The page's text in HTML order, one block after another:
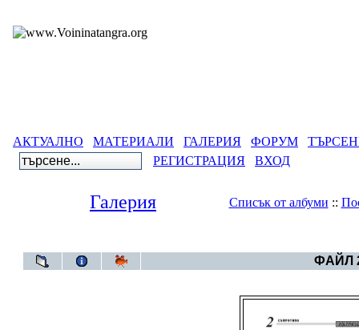
АКТУАЛНО МАТЕРИАЛИ ГАЛЕРИЯ ФОРУМ
РЕГИСТРАЦИЯ
ВХОД
Галерия Списък от албуми ::
ФАЙЛ